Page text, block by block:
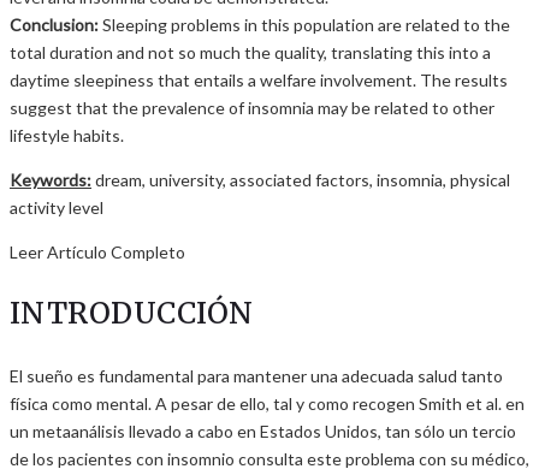
Conclusion:Sleeping problems in this population are related to the
total duration and not so much the quality, translating this into a
daytime sleepiness that entails a welfare involvement. The results
suggest that the prevalence of insomnia may be related to other
lifestyle habits.
Keywords:dream, university, associated factors, insomnia, physical
activity level
Leer Artículo Completo
INTRODUCCIÓN
El sueño es fundamental para mantener una adecuada salud tanto
física como mental. A pesar de ello, tal y como recogen Smith et al. en
un metaanálisis llevado a cabo en Estados Unidos, tan sólo un tercio
de los pacientes con insomnio consulta este problema con su médico,